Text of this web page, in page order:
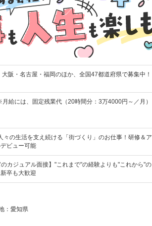
阪・名古屋・福岡のほか、全国47都道府県で募集中！
給には、固定残業代（20時間分：3万4000円～／月）
々の生活を支え続ける「街づくり」のお仕事！研修＆ア
ビュー可能
カジュアル面接】"これまで"の経験よりも"これから"の
卒も大歓迎
：愛知県